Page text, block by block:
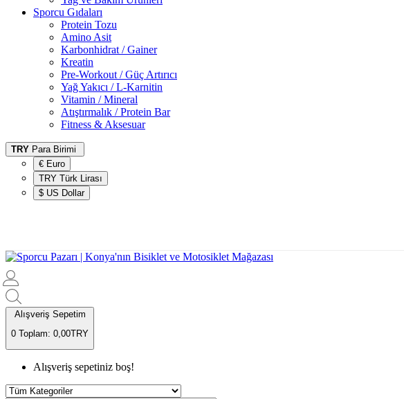
Sporcu Gıdaları
Protein Tozu
Amino Asit
Karbonhidrat / Gainer
Kreatin
Pre-Workout / Güç Artırıcı
Yağ Yakıcı / L-Karnitin
Vitamin / Mineral
Atıştırmalık / Protein Bar
Fitness & Aksesuar
TRY Para Birimi
€ Euro
TRY Türk Lirası
$ US Dollar
Alışveriş Sepetim
0 Toplam: 0,00TRY
Alışveriş sepetiniz boş!